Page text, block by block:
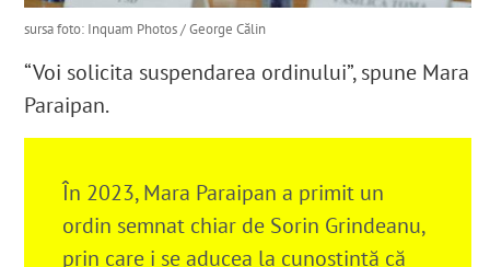
sursa foto: Inquam Photos / George Călin
“Voi solicita suspendarea ordinului”, spune Mara
Paraipan.
În 2023, Mara Paraipan a primit un
ordin semnat chiar de Sorin Grindeanu,
prin care i se aducea la cunoștință că